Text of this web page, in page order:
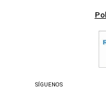
SÍGUENOS